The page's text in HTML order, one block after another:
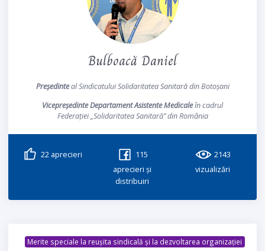
Bulboacă Daniel
Președinteal Sindicatului Solidaritatea Sanitară din Botoșani
Vicepreședinte Departament Asistente Medicaleîn cadrul
Federației „Solidaritatea Sanitară” din România
22aprecieri
115
aprecieri și
distribuiri
2143
vizualizări
Merite speciale la reușita sindicală și la dezvoltarea organizației